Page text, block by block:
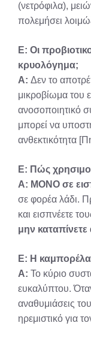
(νετρόφιλα),
πολεμήσει
Ε: Οι
κρυολόγημα;
Α: Δεν το
μικροβίωμα του
ανοσοποιητικό
μπορεί να
ανθεκτικότητα
Ε: Πώς
Α: ΜΟΝΟ σε
σε φορέα λάδι.
και εισπνέετε
μην καταπίνετε
Ε: Η
Α: Το κύριο
ευκαλύπτου.
αναθυμιάσεις
ηρεμιστικό για